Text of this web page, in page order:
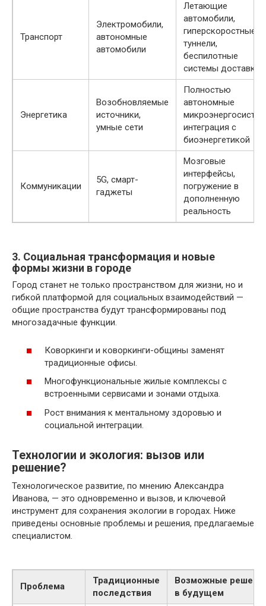
Транспорт
Электромобили,
автономные
автомобили
Летающие
автомобили,
гиперскоростные
туннели,
беспилотные
системы доставки
Энергетика
Возобновляемые
источники,
умные сети
Полностью
автономные
интеграция с
биоэнергетикой
Коммуникации
5G, смарт-
гаджеты
Мозговые
интерфейсы,
погружение в
дополненную
реальность
3. Социальная трансформация и новые
формы жизни в городе
Город станет не только пространством для жизни, но и
гибкой платформой для социальных взаимодействий —
общие пространства будут трансформированы под
многозадачные функции.
Коворкинги и коворкинги-общины заменят
традиционные офисы.
Многофункциональные жилые комплексы с
встроенными сервисами и зонами отдыха.
Рост внимания к ментальному здоровью и
социальной интеграции.
Технологии и экология: вызов или
решение?
Технологическое развитие, по мнению Александра
Иванова, — это одновременно и вызов, и ключевой
инструмент для сохранения экологии в городах. Ниже
приведены основные проблемы и решения, предлагаемые
специалистом.
Проблема
Традиционные
последствия
Возможные
в будущем